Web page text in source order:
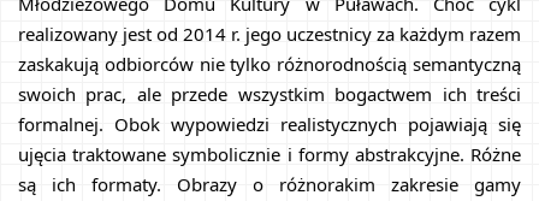
realizowany jest od 2014 r. jego uczestnicy za każdym razem
zaskakują odbiorców nie tylko różnorodnością semantyczną
swoich prac, ale przede wszystkim bogactwem ich treści
formalnej. Obok wypowiedzi realistycznych pojawiają się
ujęcia traktowane symbolicznie i formy abstrakcyjne. Różne
są ich formaty. Obrazy o różnorakim zakresie gamy